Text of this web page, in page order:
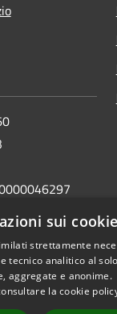
sui cookie
strettamente
tecnico analitico al
aggregate e anonime.
la cookie